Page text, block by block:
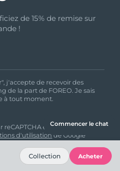
de 15% de remise sur
!
j'accepte de recevoir des
de la part de FOREO. Je sais
à tout moment.
reCAPTCHA etla politique de
d'utilisation de Google
Commencer le chat
Collection Acheter